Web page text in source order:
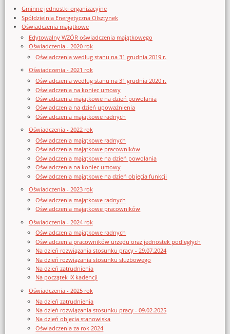
Gminne jednostki organizacyjne
Spółdzielnia Energetyczna Olsztynek
Oświadczenia majątkowe
Edytowalny WZÓR oświadczenia majątkowego
Oświadczenia - 2020 rok
Oświadczenia według stanu na 31 grudnia 2019 r.
Oświadczenia - 2021 rok
Oświadczenia według stanu na 31 grudnia 2020 r.
Oświadczenia na koniec umowy
Oświadczenia majątkowe na dzień powołania
Oświadczenia na dzień upoważnienia
Oświadczenia majątkowe radnych
Oświadczenia - 2022 rok
Oświadczenia majątkowe radnych
Oświadczenia majątkowe pracowników
Oświadczenia majątkowe na dzień powołania
Oświadczenia na koniec umowy
Oświadczenia majątkowe na dzień objęcia funkcji
Oświadczenia - 2023 rok
Oświadczenia majątkowe radnych
Oświadczenia majątkowe pracowników
Oświadczenia - 2024 rok
Oświadczenia majątkowe radnych
Oświadczenia pracowników urzędu oraz jednostek podległych
Na dzień rozwiązania stosunku pracy - 29.07.2024
Na dzień rozwiązania stosunku służbowego
Na dzień zatrudnienia
Na początek IX kadencji
Oświadczenia - 2025 rok
Na dzień zatrudnienia
Na dzień rozwiązania stosunku pracy - 09.02.2025
Na dzień objęcia stanowiska
Oświadczenia za rok 2024